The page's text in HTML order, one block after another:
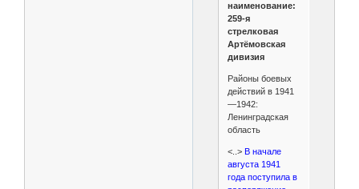
наименование:
259-я
стрелковая
Артёмовская
дивизия
Районы боевых
действий в 1941
—1942:
Ленинградская
область
<..> В начале
августа 1941
года поступила в